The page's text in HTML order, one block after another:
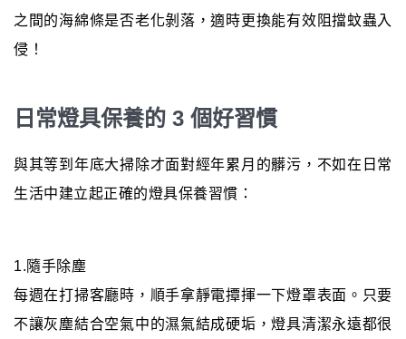
之間的海綿條是否老化剝落，適時更換能有效阻擋蚊蟲入
侵！
日常燈具保養的 3 個好習慣
與其等到年底大掃除才面對經年累月的髒污，不如在日常
生活中建立起正確的燈具保養習慣：
1.隨手除塵
每週在打掃客廳時，順手拿靜電撢揮一下燈罩表面。只要
不讓灰塵結合空氣中的濕氣結成硬垢，燈具清潔永遠都很